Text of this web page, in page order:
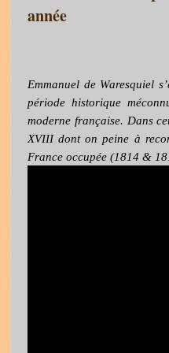
année
Emmanuel de Waresquiel
période historique
moderne française. Dans
XVIII dont on peine à
France occupée (1814 &